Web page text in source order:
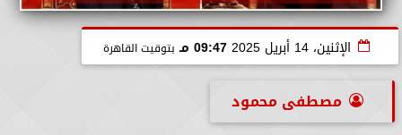
الإثنين، 14 أبريل 2025 09:47 مـ بتوقيت القاهرة
مصطفى محمود